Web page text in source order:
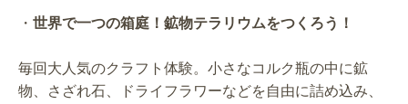
・ 世界で一つの箱庭！鉱物テラリウムをつくろう！
毎回大人気のクラフト体験。小さなコルク瓶の中に鉱
物、さざれ石、ドライフラワーなどを自由に詰め込み、